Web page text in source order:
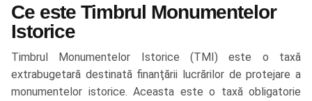
Ce este Timbrul Monumentelor
Istorice
Timbrul Monumentelor Istorice (TMI) este o taxă
extrabugetară destinată finanţării lucrărilor de protejare a
monumentelor istorice. Aceasta este o taxă obligatorie